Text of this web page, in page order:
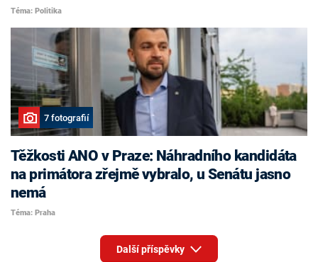
Téma: Politika
7 fotografií
Těžkosti ANO v Praze: Náhradního kandidáta
na primátora zřejmě vybralo, u Senátu jasno
nemá
Téma: Praha
Další příspěvky